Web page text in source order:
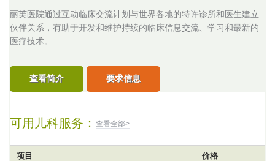
丽芙医院通过互动临床交流计划与世界各地的特许诊所和医生建立
伙伴关系，有助于开发和维护持续的临床信息交流、学习和最新的
医疗技术。
查看简介 要求信息
可用儿科服务： 查看全部>
项目 价格